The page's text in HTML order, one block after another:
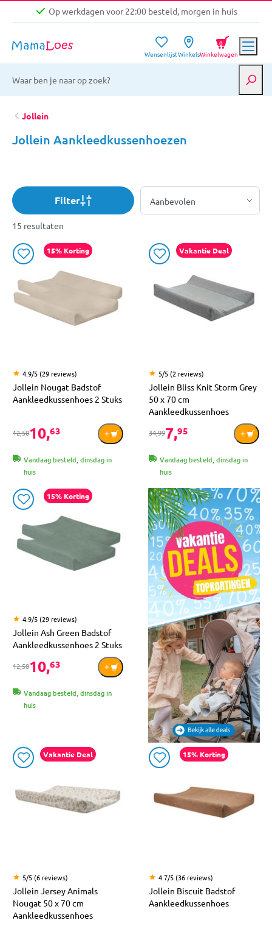
Op werkdagen voor 22:00 besteld, morgen in huis
Gratis verzending vanaf €39,-
Op werkdagen voor 22:00 besteld, morgen in huis
WensenlijstWinkelsWinkelwagen
0
Jollein
Jollein Aankleedkussenhoezen
Filter
15 resultaten
15% Korting
4.9/5 (29 reviews)
Jollein Nougat Badstof
Aankleedkussenhoes 2 Stuks
12,5010,63
Vandaag besteld, dinsdag in
huis
Vakantie Deal
5/5 (2 reviews)
Jollein Bliss Knit Storm Grey
50 x 70 cm
Aankleedkussenhoes
34,997,95
Vandaag besteld, dinsdag in
huis
15% Korting
4.9/5 (29 reviews)
Jollein Ash Green Badstof
Aankleedkussenhoes 2 Stuks
12,5010,63
Vandaag besteld, dinsdag in
huis
Vakantie Deal
5/5 (6 reviews)
Jollein Jersey Animals
Nougat 50 x 70 cm
Aankleedkussenhoes
15% Korting
4.7/5 (36 reviews)
Jollein Biscuit Badstof
Aankleedkussenhoes